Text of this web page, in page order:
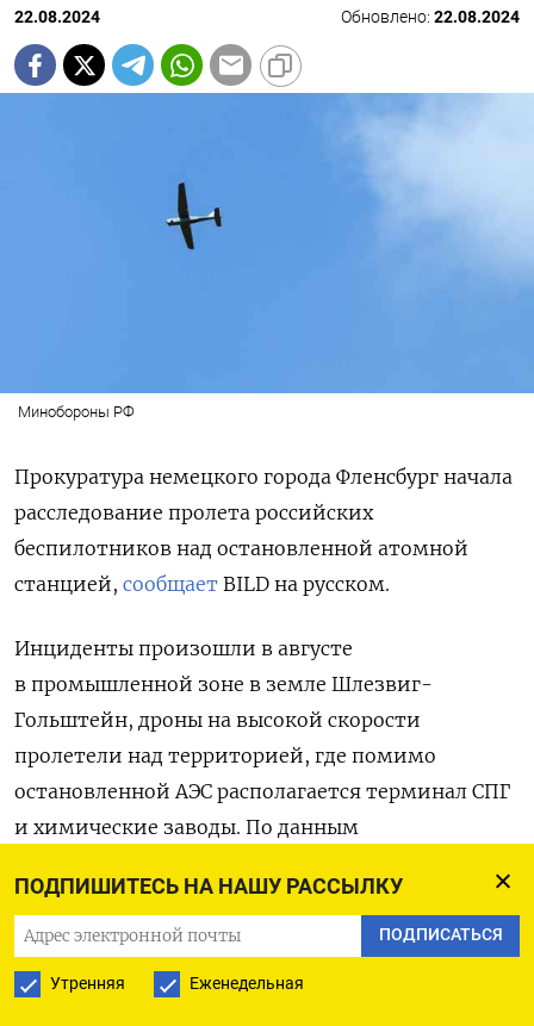
ПОДПИШИТЕСЬ НА НАШУ РАССЫЛКУ
ПОДПИСАТЬСЯ
Утренняя Еженедельная
22.08.2024 Обновлено: 22.08.2024
Минобороны РФ
Прокуратура немецкого города Фленсбург начала
расследование пролета российских
беспилотников над остановленной атомной
станцией, сообщает BILD на русском.
Инциденты произошли в августе
в промышленной зоне в земле Шлезвиг-
Гольштейн, дроны на высокой скорости
пролетели над территорией, где помимо
остановленной АЭС располагается терминал СПГ
и химические заводы. По данным
полиция региона была приведена в боевую
готовность. Они сообщили, что бесполетная зона
была нарушена несколько раз.